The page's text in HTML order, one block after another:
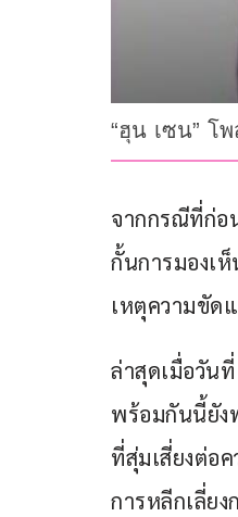
“ฮุน เซน” โ
จากกรณีที่ก่อ
กั้นการมองเ
เหตุความขัด
ล่าสุดเมื่อวัน
พร้อมกันนี้ยัง
ที่สุ่มเสี่ยงต่อ
การหลีกเลี่ย